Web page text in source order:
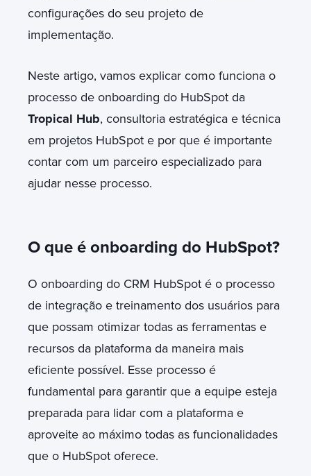
configurações do seu projeto de
implementação.
Neste artigo, vamos explicar como funciona o
processo de onboarding do HubSpot da
Tropical Hub, consultoria estratégica e técnica
em projetos HubSpot e por que é importante
contar com um parceiro especializado para
ajudar nesse processo.
O que é onboarding do HubSpot?
O onboarding do CRM HubSpot é o processo
de integração e treinamento dos usuários para
que possam otimizar todas as ferramentas e
recursos da plataforma da maneira mais
eficiente possível. Esse processo é
fundamental para garantir que a equipe esteja
preparada para lidar com a plataforma e
aproveite ao máximo todas as funcionalidades
que o HubSpot oferece.